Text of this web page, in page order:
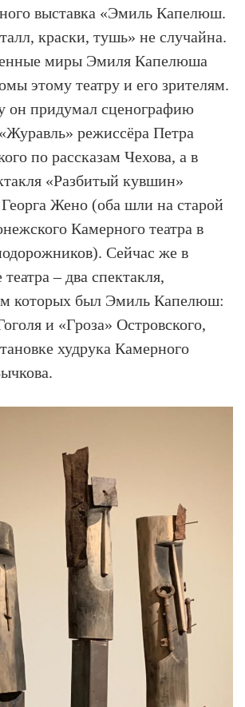
выставка «Эмиль Капелюш.
краски, тушь» не случайна.
миры Эмиля Капелюша
этому театру и его зрителям.
он придумал сценографию
режиссёра Петра
по рассказам Чехова, а в
«Разбитый кувшин»
Жено (оба шли на старой
Камерного театра в
Сейчас же в
театра – два спектакля,
которых был Эмиль Капелюш:
и «Гроза» Островского,
худрука Камерного